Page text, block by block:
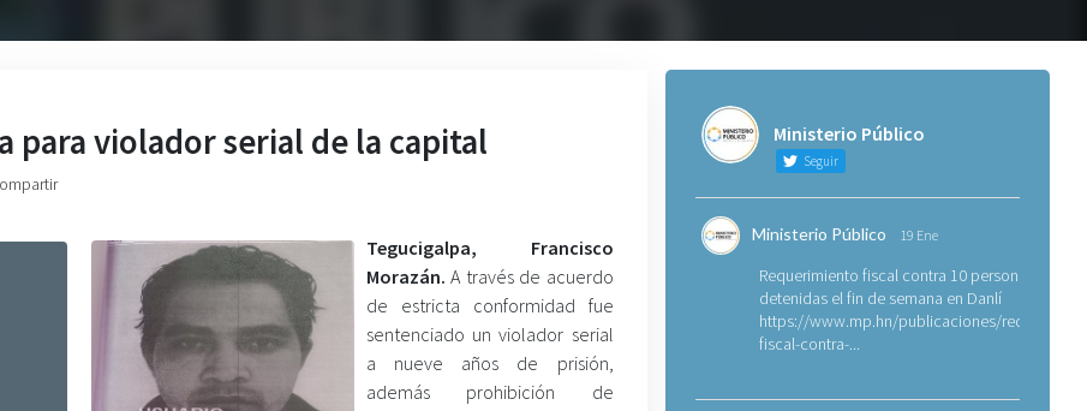
para violador serial de la capital
Tegucigalpa, Francisco
Morazán. A través de acuerdo
de estricta conformidad fue
sentenciado un violador serial
a nueve años de prisión,
además prohibición de
Ministerio Público
Seguir
Ministerio Público 19 Ene
Requerimiento fiscal contra 10 personas
detenidas el fin de semana en Danlí
https://www.mp.hn/publicaciones/
fiscal-contra-...